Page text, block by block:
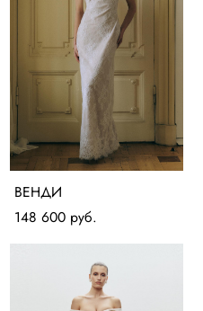
ВЕНДИ
148 600 pуб.